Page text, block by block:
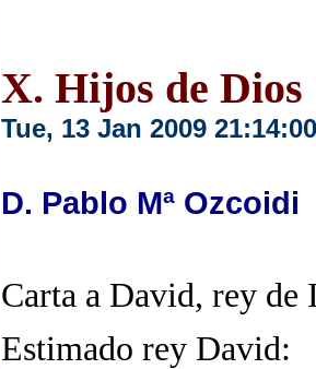
X. Hijos de Dios
Tue, 13 Jan 2009 21:14:00
D. Pablo Mª Ozcoidi
Carta a David, rey de
Estimado rey David: